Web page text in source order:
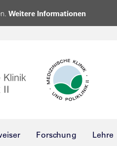
Weitere Informationen
Forschung Lehre